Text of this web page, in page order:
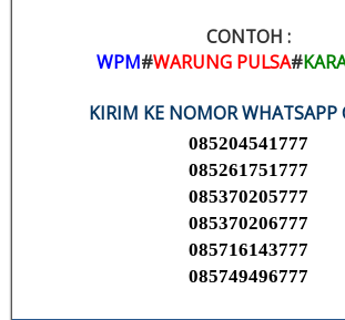
CONTOH :
WPM#WARUNG PULSA#
KIRIM KE NOMOR WHATSAPP
085204541777
085261751777
085370205777
085370206777
085716143777
085749496777